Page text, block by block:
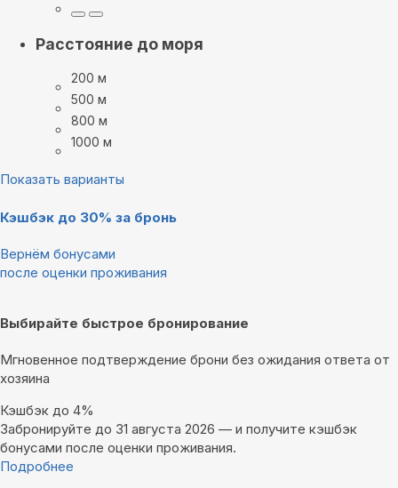
Расстояние до моря
200 м
500 м
800 м
1000 м
Показать варианты
Кэшбэк до 30% за бронь
Вернём бонусами
после оценки проживания
Выбирайте быстрое бронирование
Мгновенное подтверждение брони без ожидания ответа от
хозяина
Кэшбэк до 4%
Забронируйте до 31 августа 2026 — и получите кэшбэк
бонусами после оценки проживания.
Подробнее